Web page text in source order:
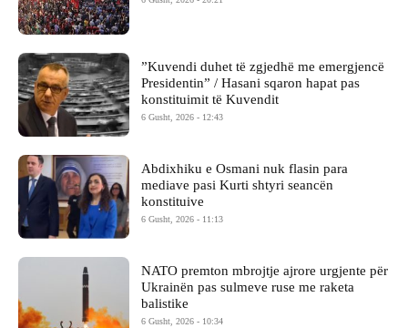
​”Kuvendi duhet të zgjedhë me emergjencë
Presidentin” / Hasani sqaron hapat pas
konstituimit të Kuvendit
6 Gusht, 2026 - 12:43
Abdixhiku e Osmani nuk flasin para
mediave pasi Kurti shtyri seancën
konstituive
6 Gusht, 2026 - 11:13
NATO premton mbrojtje ajrore urgjente për
Ukrainën pas sulmeve ruse me raketa
balistike
6 Gusht, 2026 - 10:34